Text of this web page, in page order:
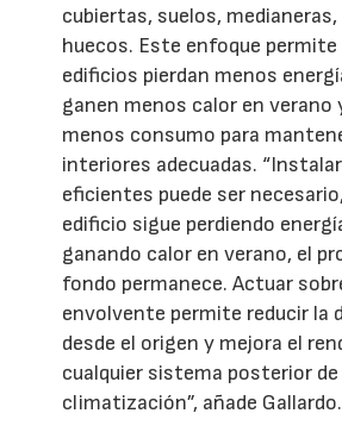
cubiertas, suelos,
huecos. Este enfoque permite
edificios pierdan menos
ganen menos calor en verano
menos consumo para
interiores adecuadas.
eficientes puede ser
edificio sigue perdiendo
ganando calor en verano, el
fondo permanece. Actuar
envolvente permite reducir la
desde el origen y mejora el
cualquier sistema posterior de
climatización”, añade Gallardo.